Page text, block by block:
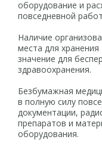
оборудование и
повседневной
Наличие
места для
значение для
здравоохранения.
Безбумажная
в полную силу
документации,
препаратов и
оборудования.